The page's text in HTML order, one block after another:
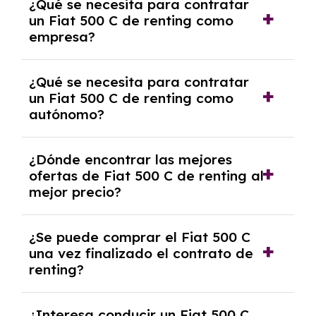
y, en algunos casos, una consulta de solvencia
crediticia y un pago inicial.
¿Qué se necesita para contratar
un Fiat 500 C de renting como
empresa?
documentación financiera y, en algunos
casos, un informe de solvencia de la empresa
y un pago inicial.
¿Qué se necesita para contratar
un Fiat 500 C de renting como
autónomo?
autónomos, justificante de ingresos y, en
algunos casos, un informe fiscal y un pago
inicial.
¿Dónde encontrar las mejores
ofertas de Fiat 500 C de renting al
mejor precio?
mejores ofertas de vehículos de renting con
todos los gastos incluidos y sin pagar
entradas.
¿Se puede comprar el Fiat 500 C
una vez finalizado el contrato de
renting?